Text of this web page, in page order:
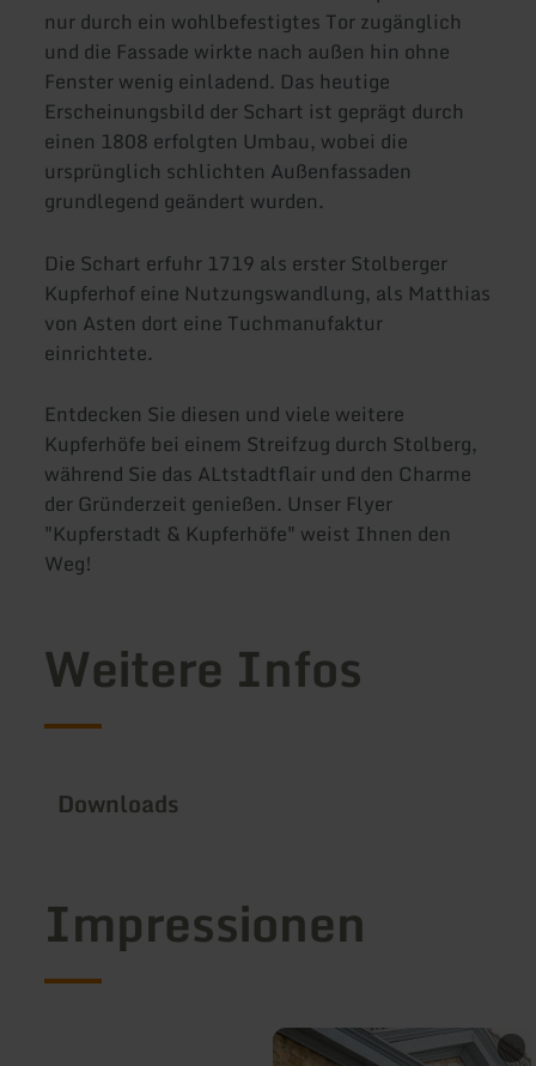
nur durch ein wohlbefestigtes Tor zugänglich
und die Fassade wirkte nach außen hin ohne
Fenster wenig einladend. Das heutige
Erscheinungsbild der Schart ist geprägt durch
einen 1808 erfolgten Umbau, wobei die
ursprünglich schlichten Außenfassaden
grundlegend geändert wurden.
Die Schart erfuhr 1719 als erster Stolberger
Kupferhof eine Nutzungswandlung, als Matthias
von Asten dort eine Tuchmanufaktur
einrichtete.
Entdecken Sie diesen und viele weitere
Kupferhöfe bei einem Streifzug durch Stolberg,
während Sie das ALtstadtflair und den Charme
der Gründerzeit genießen. Unser Flyer
"Kupferstadt & Kupferhöfe" weist Ihnen den
Weg!
Weitere Infos
Downloads
Impressionen